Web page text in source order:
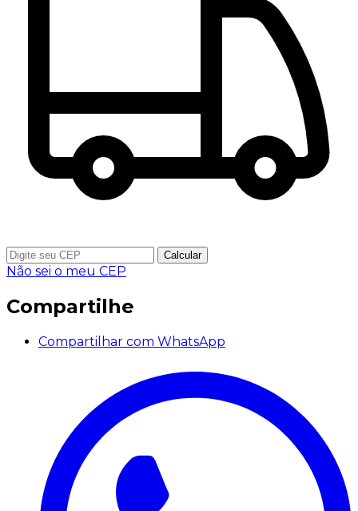
Calcular
Não sei o meu CEP
Compartilhe
Compartilhar com WhatsApp